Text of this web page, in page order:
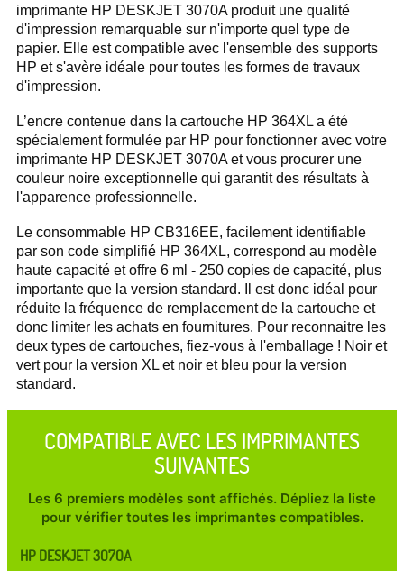
imprimante HP DESKJET 3070A produit une qualité
d'impression remarquable sur n'importe quel type de
papier. Elle est compatible avec l'ensemble des supports
HP et s'avère idéale pour toutes les formes de travaux
d'impression.
L’encre contenue dans la cartouche HP 364XL a été
spécialement formulée par HP pour fonctionner avec votre
imprimante HP DESKJET 3070A et vous procurer une
couleur noire exceptionnelle qui garantit des résultats à
l'apparence professionnelle.
Le consommable HP CB316EE, facilement identifiable
par son code simplifié HP 364XL, correspond au modèle
haute capacité et offre 6 ml - 250 copies de capacité, plus
importante que la version standard. Il est donc idéal pour
réduite la fréquence de remplacement de la cartouche et
donc limiter les achats en fournitures. Pour reconnaitre les
deux types de cartouches, fiez-vous à l'emballage ! Noir et
vert pour la version XL et noir et bleu pour la version
standard.
COMPATIBLE AVEC LES IMPRIMANTES
SUIVANTES
Les 6 premiers modèles sont affichés. Dépliez la liste
pour vérifier toutes les imprimantes compatibles.
HP DESKJET 3070A